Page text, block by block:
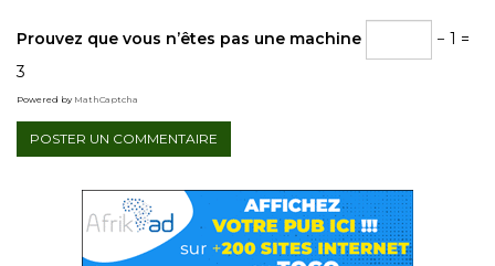
Prouvez que vous n’êtes pas une machine
− 1 =
3
Powered by MathCaptcha